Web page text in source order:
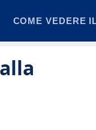
COME VEDERE